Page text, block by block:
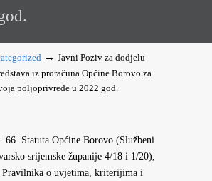
→ Javni Poziv za dodjelu
iz proračuna Općine Borovo za
poljoprivrede u 2022 god.
66. Statuta Općine Borovo (Službeni
srijemske županije 4/18 i 1/20),
Pravilnika o uvjetima, kriterijima i